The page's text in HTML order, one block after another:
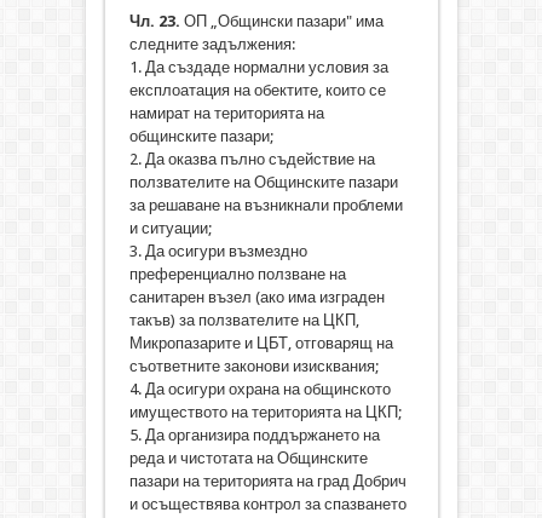
Чл. 23. ОП „Общински пазари" има
следните задължения:
1. Да създаде нормални условия за
експлоатация на обектите, които се
намират на територията на
общинските пазари;
2. Да оказва пълно съдействие на
ползвателите на Общинските пазари
за решаване на възникнали проблеми
и ситуации;
3. Да осигури възмездно
преференциално ползване на
санитарен възел (ако има изграден
такъв) за ползвателите на ЦКП,
Микропазарите и ЦБТ, отговарящ на
съответните законови изисквания;
4. Да осигури охрана на общинското
имуществото на територията на ЦКП;
5. Да организира поддържането на
реда и чистотата на Общинските
пазари на територията на град Добрич
и осъществява контрол за спазването